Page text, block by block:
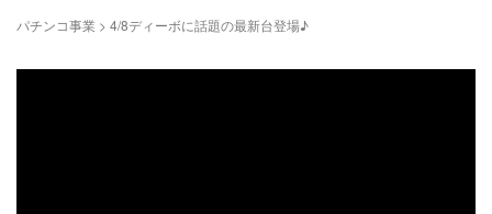
パチンコ事業 > 4/8ディーボに話題の最新台登場♪